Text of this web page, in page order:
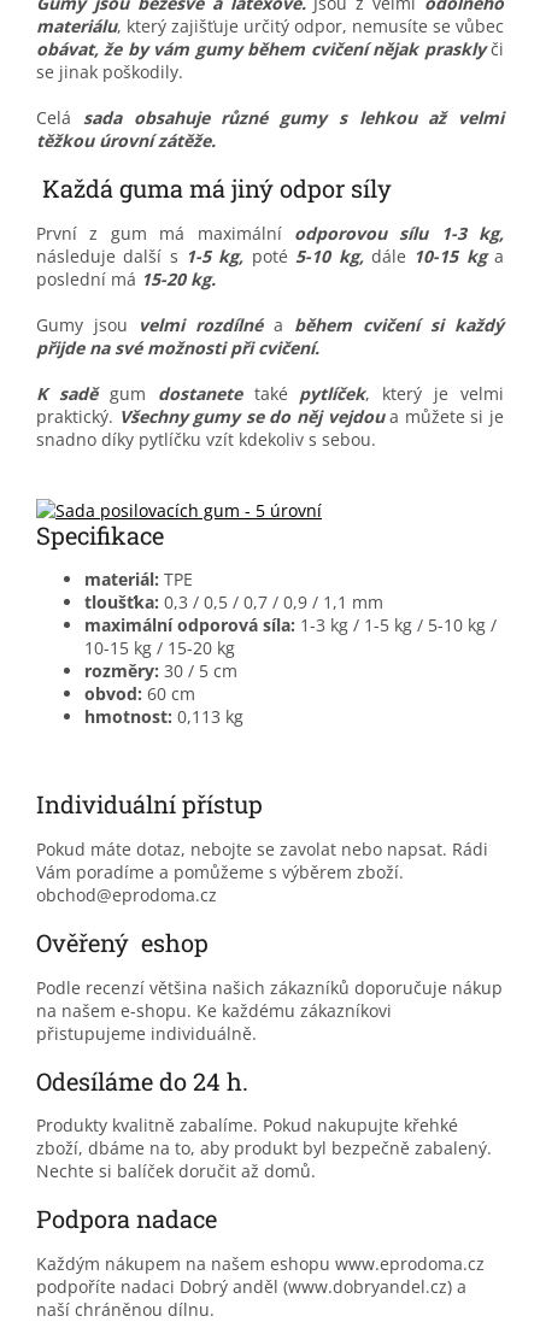
materiálu, který zajišťuje určitý odpor, nemusíte se vůbec
obávat, že by vám gumy během cvičení nějak prasklyči
se jinak poškodily.
Celá sada obsahuje různé gumy s lehkou až velmi
těžkou úrovní zátěže.
Každá guma má jiný odpor síly
První z gum má maximální odporovou sílu 1-3 kg,
následuje další s 1-5 kg, poté 5-10 kg,dále 10-15 kga
poslední má 15-20 kg.
Gumy jsou
velmi rozdílnéa během cvičení si každý
přijde na své možnosti při cvičení.
K saděgum dostanetetaké pytlíček, který je velmi
praktický. Všechny gumy se do něj vejdoua můžete si je
snadno díky pytlíčku vzít kdekoliv s sebou.
Specifikace
materiál: TPE
tloušťka: 0,3 / 0,5 / 0,7 / 0,9 / 1,1 mm
maximální odporová síla: 1-3 kg / 1-5 kg / 5-10 kg /
10-15 kg / 15-20 kg
rozměry: 30 / 5 cm
obvod: 60 cm
hmotnost: 0,113 kg
Individuální přístup
Pokud máte dotaz, nebojte se zavolat nebo napsat. Rádi
Vám poradíme a pomůžeme s výběrem zboží.
obchod@eprodoma.cz
Ověřený eshop
Podle recenzí většina našich zákazníků doporučuje nákup
na našem e-shopu. Ke každému zákazníkovi
přistupujeme individuálně.
Odesíláme do 24 h.
Produkty kvalitně zabalíme. Pokud nakupujte křehké
zboží, dbáme na to, aby produkt byl bezpečně zabalený.
Nechte si balíček doručit až domů.
Podpora nadace
Každým nákupem na našem eshopu www.eprodoma.cz
podpoříte nadaci Dobrý anděl (www.dobryandel.cz) a
naší chráněnou dílnu.